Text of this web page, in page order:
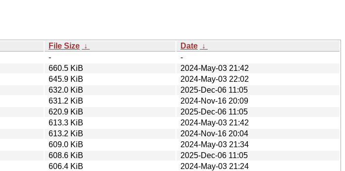
File Size ↓ Date ↓
-
-
660.5 KiB
2024-May-03 21:42
645.9 KiB
2024-May-03 22:02
632.0 KiB
2025-Dec-06 11:05
631.2 KiB
2024-Nov-16 20:09
620.9 KiB
2025-Dec-06 11:05
613.3 KiB
2024-May-03 21:42
613.2 KiB
2024-Nov-16 20:04
609.0 KiB
2024-May-03 21:34
608.6 KiB
2025-Dec-06 11:05
606.4 KiB
2024-May-03 21:24